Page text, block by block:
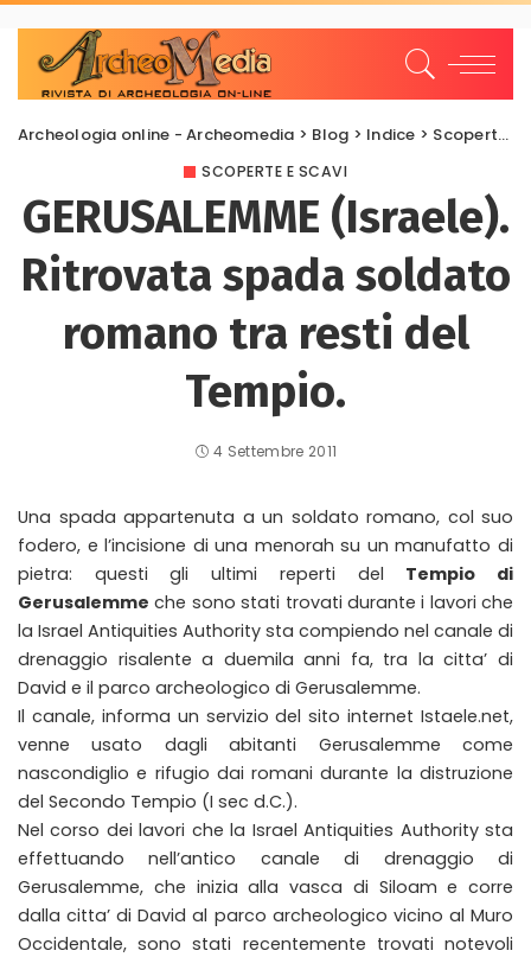
Archeologia online - Archeomedia > Blog > Indice > Scoperte e scavi
SCOPERTE E SCAVI
GERUSALEMME (Israele).
Ritrovata spada soldato
romano tra resti del
Tempio.
4 Settembre 2011
Una spada appartenuta a un soldato romano, col suo
fodero, e l’incisione di una menorah su un manufatto di
pietra: questi gli ultimi reperti del Tempio di
Gerusalemme che sono stati trovati durante i lavori che
la Israel Antiquities Authority sta compiendo nel canale di
drenaggio risalente a duemila anni fa, tra la citta’ di
David e il parco archeologico di Gerusalemme.
Il canale, informa un servizio del sito internet Istaele.net,
venne usato dagli abitanti Gerusalemme come
nascondiglio e rifugio dai romani durante la distruzione
del Secondo Tempio (I sec d.C.).
Nel corso dei lavori che la Israel Antiquities Authority sta
effettuando nell’antico canale di drenaggio di
Gerusalemme, che inizia alla vasca di Siloam e corre
dalla citta’ di David al parco archeologico vicino al Muro
Occidentale, sono stati recentemente trovati notevoli